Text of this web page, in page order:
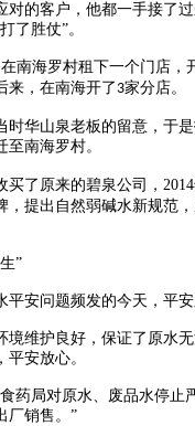
对的客户，他都一手接了
了胜仗”。
南海罗村租下一个门店，
来，在南海开了 3家分店。
时华山泉老板的留意，于是
至南海罗村。
了原来的碧泉公司， 2014
，提出自然弱碱水新规范
”
安问题频发的今天，平安
境维护良好，保证了原水
安放心。
药局对原水、废品水停
厂销售。”